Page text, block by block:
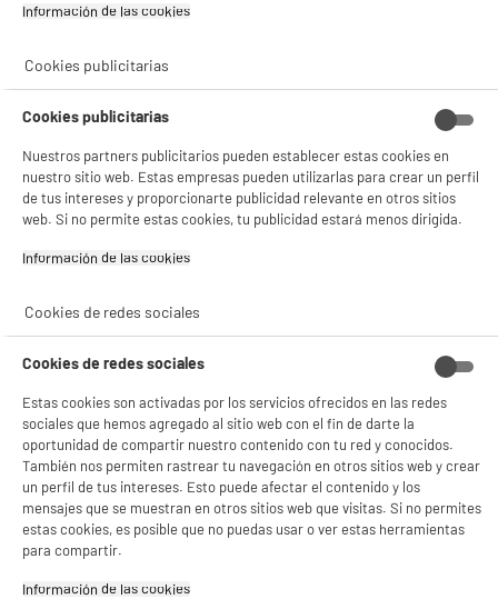
¡Buena visita!
Información de las cookies‎
Cookies publicitarias
Cookies publicitarias
Nuestros partners publicitarios pueden establecer estas cookies en
nuestro sitio web. Estas empresas pueden utilizarlas para crear un perfil
de tus intereses y proporcionarte publicidad relevante en otros sitios
web. Si no permite estas cookies, tu publicidad estará menos dirigida.
Información de las cookies‎
Cookies de redes sociales
Cookies de redes sociales
Estas cookies son activadas por los servicios ofrecidos en las redes
sociales que hemos agregado al sitio web con el fin de darte la
oportunidad de compartir nuestro contenido con tu red y conocidos.
También nos permiten rastrear tu navegación en otros sitios web y crear
un perfil de tus intereses. Esto puede afectar el contenido y los
mensajes que se muestran en otros sitios web que visitas. Si no permites
estas cookies, es posible que no puedas usar o ver estas herramientas
para compartir.
Información de las cookies‎